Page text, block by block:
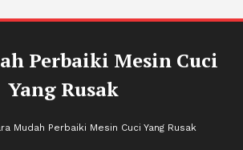
Perbaiki Mesin Cuci
Yang Rusak
Mudah Perbaiki Mesin Cuci Yang Rusak